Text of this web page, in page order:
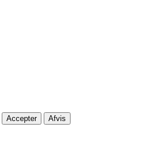
Accepter Afvis